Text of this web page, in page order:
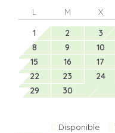
L M X
1
2 3
8
9 10
15
16 17
22
23 24
29
30
Disponible